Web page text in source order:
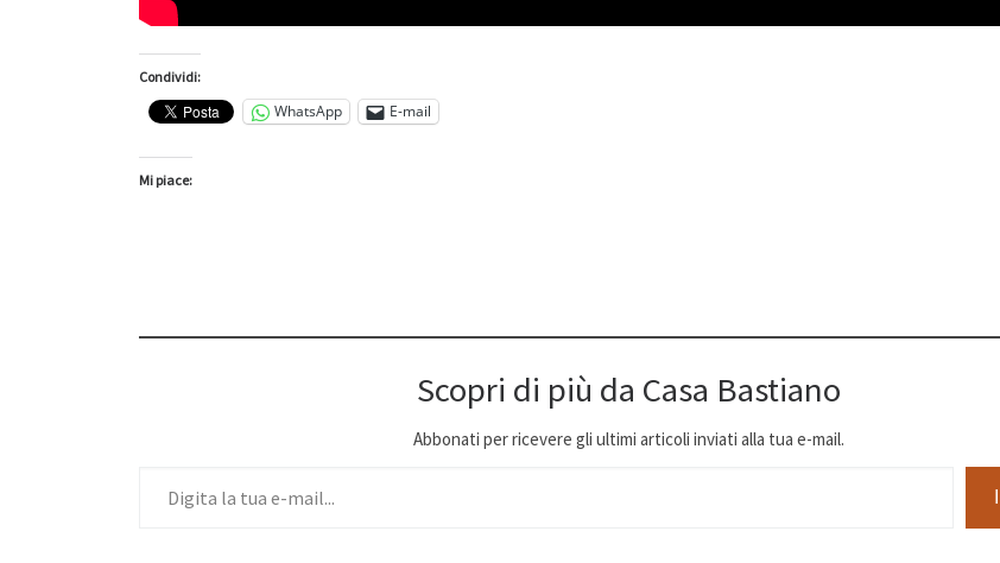
Condividi:
WhatsApp E-mail
Mi piace:
Scopri di più da Casa Bastiano
Abbonati per ricevere gli ultimi articoli inviati alla tua e-mail.